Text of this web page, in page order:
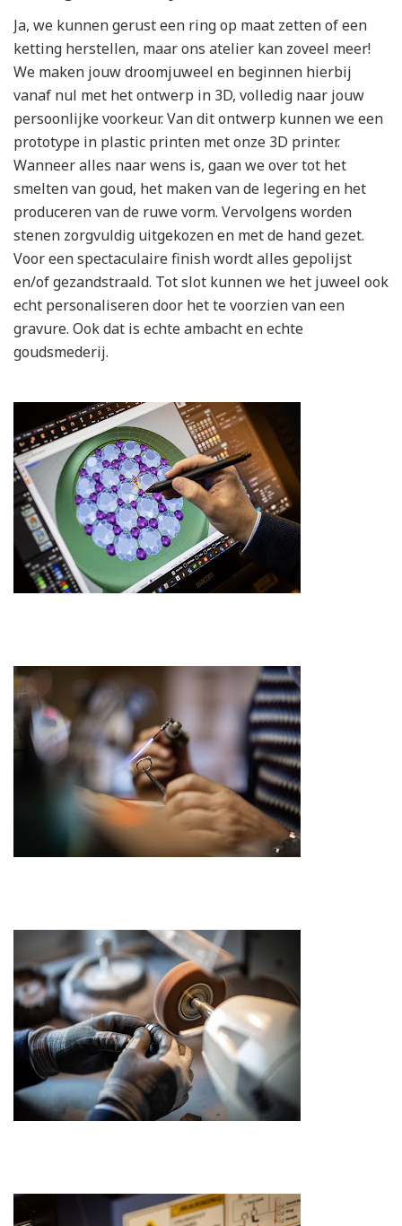
Ja, we kunnen gerust een ring op maat zetten of een
ketting herstellen, maar ons atelier kan zoveel meer!
We maken jouw droomjuweel en beginnen hierbij
vanaf nul met het ontwerp in 3D, volledig naar jouw
persoonlijke voorkeur. Van dit ontwerp kunnen we een
prototype in plastic printen met onze 3D printer.
Wanneer alles naar wens is, gaan we over tot het
smelten van goud, het maken van de legering en het
produceren van de ruwe vorm. Vervolgens worden
stenen zorgvuldig uitgekozen en met de hand gezet.
Voor een spectaculaire finish wordt alles gepolijst
en/of gezandstraald. Tot slot kunnen we het juweel ook
echt personaliseren door het te voorzien van een
gravure. Ook dat is echte ambacht en echte
goudsmederij.